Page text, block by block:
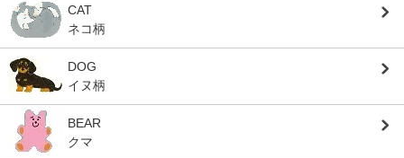
CAT
ネコ柄
DOG
イヌ柄
BEAR
クマ